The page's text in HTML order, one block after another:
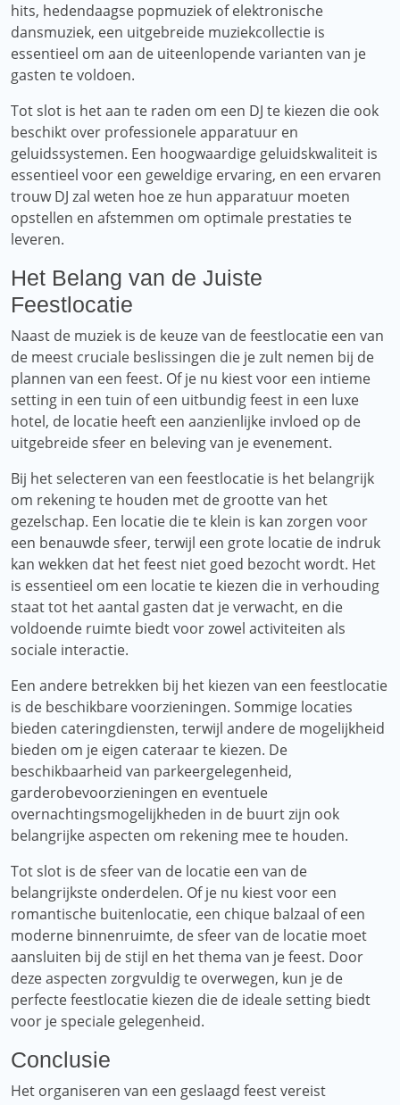
hits, hedendaagse popmuziek of elektronische
dansmuziek, een uitgebreide muziekcollectie is
essentieel om aan de uiteenlopende varianten van je
gasten te voldoen.
Tot slot is het aan te raden om een ​​DJ te kiezen die ook
beschikt over professionele apparatuur en
geluidssystemen. Een hoogwaardige geluidskwaliteit is
essentieel voor een geweldige ervaring, en een ervaren
trouw DJ zal weten hoe ze hun apparatuur moeten
opstellen en afstemmen om optimale prestaties te
leveren.
Het Belang van de Juiste
Feestlocatie
Naast de muziek is de keuze van de feestlocatie een van
de meest cruciale beslissingen die je zult nemen bij de
plannen van een feest. Of je nu kiest voor een intieme
setting in een tuin of een uitbundig feest in een luxe
hotel, de locatie heeft een aanzienlijke invloed op de
uitgebreide sfeer en beleving van je evenement.
Bij het selecteren van een feestlocatie is het belangrijk
om rekening te houden met de grootte van het
gezelschap. Een locatie die te klein is kan zorgen voor
een benauwde sfeer, terwijl een grote locatie de indruk
kan wekken dat het feest niet goed bezocht wordt. Het
is essentieel om een ​​locatie te kiezen die in verhouding
staat tot het aantal gasten dat je verwacht, en die
voldoende ruimte biedt voor zowel activiteiten als
sociale interactie.
Een andere betrekken bij het kiezen van een feestlocatie
is de beschikbare voorzieningen. Sommige locaties
bieden cateringdiensten, terwijl andere de mogelijkheid
bieden om je eigen cateraar te kiezen. De
beschikbaarheid van parkeergelegenheid,
garderobevoorzieningen en eventuele
overnachtingsmogelijkheden in de buurt zijn ook
belangrijke aspecten om rekening mee te houden.
Tot slot is de sfeer van de locatie een van de
belangrijkste onderdelen. Of je nu kiest voor een
romantische buitenlocatie, een chique balzaal of een
moderne binnenruimte, de sfeer van de locatie moet
aansluiten bij de stijl en het thema van je feest. Door
deze aspecten zorgvuldig te overwegen, kun je de
perfecte feestlocatie kiezen die de ideale setting biedt
voor je speciale gelegenheid.
Conclusie
Het organiseren van een geslaagd feest vereist